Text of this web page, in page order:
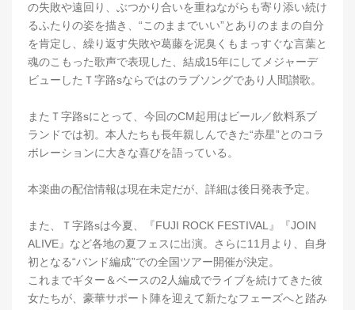
の失敗や遠回り、ぶつかり合いを重ねながらも寄り添い続け
るふたりの姿を描き、“このままでいい”とありのままの自分
を肯定し、繰り返す失敗や葛藤を泥臭くもまっすぐな言葉と
魂のこもった歌声で表現した、結成15年にしてメジャーデ
ビューしたＴ字路sならではのラブソングであり人間讃歌。
またＴ字路sにとって、今回のCM起用はビール／飲料系ブ
ランドでは初。本人たちも長年親しんできた“赤星”とのコラ
ボレーションに大きな喜びを語っている。
本楽曲の配信情報は現在未定だが、詳細は後日発表予定。
また、Ｔ字路sは今夏、『FUJI ROCK FESTIVAL』『JOIN
ALIVE』など各地の夏フェスに出演。さらに11月より、自身
初となる“バンド編成”での全国ツアー開催が決定。
これまでギター＆ベースの2人編成でライブを続けてきた彼
女たちが、豪華サポート陣を迎えて新たなフェーズへと踏み